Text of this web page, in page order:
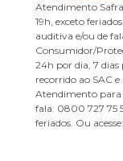
Atendimento
19h, exceto
auditiva e/ou de
Consumidor/
24h por dia, 7
recorrido ao SAC
Atendimento para
fala: 0800 727 75
feriados. Ou acesse: